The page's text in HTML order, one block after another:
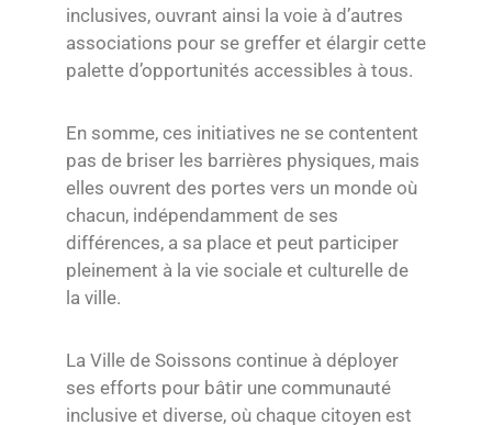
inclusives, ouvrant ainsi la voie à d’autres
associations pour se greffer et élargir cette
palette d’opportunités accessibles à tous.
En somme, ces initiatives ne se contentent
pas de briser les barrières physiques, mais
elles ouvrent des portes vers un monde où
chacun, indépendamment de ses
différences, a sa place et peut participer
pleinement à la vie sociale et culturelle de
la ville.
La Ville de Soissons continue à déployer
ses efforts pour bâtir une communauté
inclusive et diverse, où chaque citoyen est